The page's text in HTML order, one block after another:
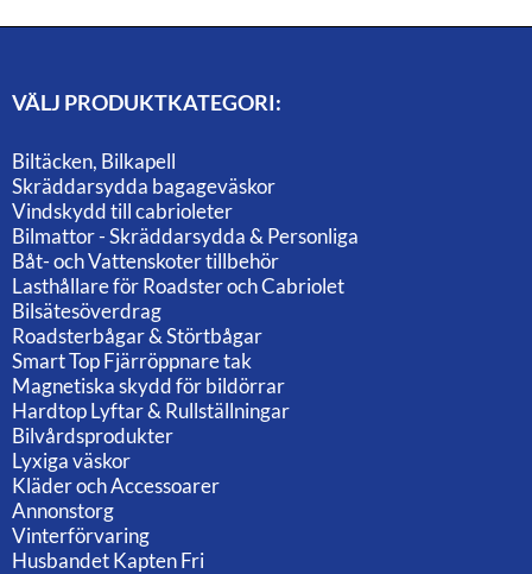
VÄLJ PRODUKTKATEGORI:
Biltäcken, Bilkapell
Skräddarsydda bagageväskor
Vindskydd till cabrioleter
Bilmattor - Skräddarsydda & Personliga
Båt- och Vattenskoter tillbehör
Lasthållare för Roadster och Cabriolet
Bilsätesöverdrag
Roadsterbågar & Störtbågar
Smart Top Fjärröppnare tak
Magnetiska skydd för bildörrar
Hardtop Lyftar & Rullställningar
Bilvårdsprodukter
Lyxiga väskor
Kläder och Accessoarer
Annonstorg
Vinterförvaring
Husbandet Kapten Fri